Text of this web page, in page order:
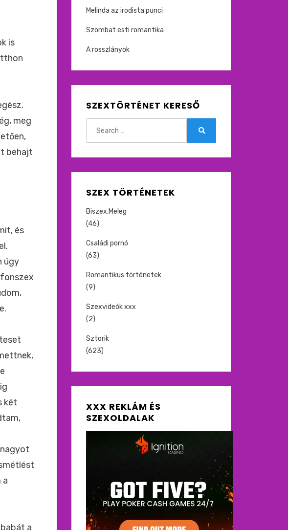
is
meg
behajt
és
úgy
két
a
a
Melinda az irodista punci
Szombat esti romantika
A rosszlányok
SZEXTÖRTÉNET KERESŐ
SZEX TÖRTÉNETEK
Biszex,Meleg
(46)
Családi pornó
(63)
Romantikus történetek
(9)
Szexvideók xxx
(2)
Sztorik
(623)
XXX REKLÁM ÉS
SZEXOLDALAK